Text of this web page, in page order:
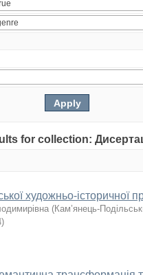
for collection:
художньо-історичної
(Кам’янець-
)